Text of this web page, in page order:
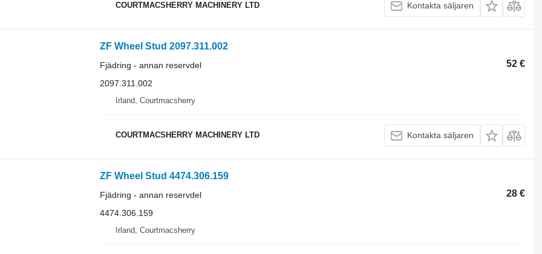
COURTMACSHERRY MACHINERY LTD Kontakta säljaren
ZF Wheel Stud 2097.311.002
52 €
Fjädring - annan reservdel
2097.311.002
Irland, Courtmacsherry
COURTMACSHERRY MACHINERY LTD Kontakta säljaren
ZF Wheel Stud 4474.306.159
28 €
Fjädring - annan reservdel
4474.306.159
Irland, Courtmacsherry